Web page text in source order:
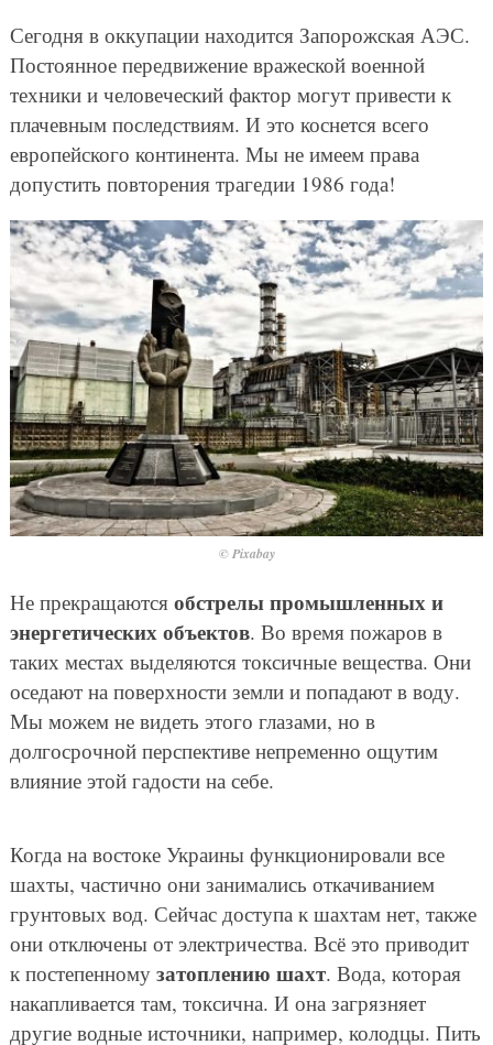
Сегодня в оккупации находится Запорожская АЭС.
Постоянное передвижение вражеской военной
техники и человеческий фактор могут привести к
плачевным последствиям. И это коснется всего
европейского континента. Мы не имеем права
допустить повторения трагедии 1986 года!
© Pixabay
Не прекращаются обстрелы промышленных и
энергетических объектов. Во время пожаров в
таких местах выделяются токсичные вещества. Они
оседают на поверхности земли и попадают в воду.
Мы можем не видеть этого глазами, но в
долгосрочной перспективе непременно ощутим
влияние этой гадости на себе.
Когда на востоке Украины функционировали все
шахты, частично они занимались откачиванием
грунтовых вод. Сейчас доступа к шахтам нет, также
они отключены от электричества. Всё это приводит
к постепенному затоплению шахт. Вода, которая
накапливается там, токсична. И она загрязняет
другие водные источники, например, колодцы. Пить